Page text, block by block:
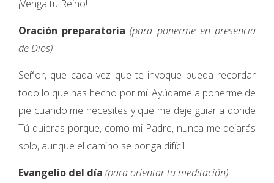
¡Venga tu Reino!
Oración preparatoria (para ponerme en presencia
de Dios)
Señor, que cada vez que te invoque pueda recordar
todo lo que has hecho por mí. Ayúdame a ponerme de
pie cuando me necesites y que me deje guiar a donde
Tú quieras porque, como mi Padre, nunca me dejarás
solo, aunque el camino se ponga difícil.
Evangelio del día (para orientar tu meditación)